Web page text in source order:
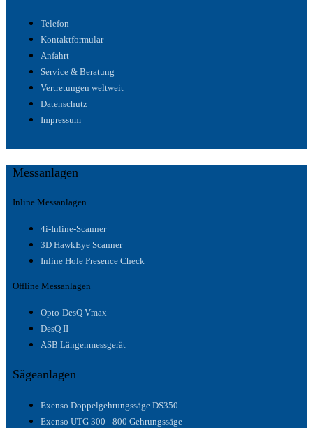
Telefon
Kontaktformular
Anfahrt
Service & Beratung
Vertretungen weltweit
Datenschutz
Impressum
Messanlagen
Inline Messanlagen
4i-Inline-Scanner
3D HawkEye Scanner
Inline Hole Presence Check
Offline Messanlagen
Opto-DesQ Vmax
DesQ II
ASB Längenmessgerät
Sägeanlagen
Exenso Doppelgehrungssäge DS350
Exenso UTG 300 - 800 Gehrungssäge